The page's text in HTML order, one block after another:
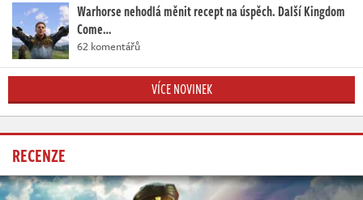
Warhorse nehodlá měnit recept na úspěch. Další Kingdom
Come…
62 komentářů
VÍCE NOVINEK
RECENZE